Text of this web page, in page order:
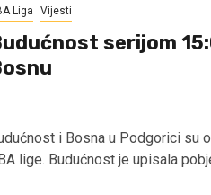
Liga Vijesti
serijom
i Bosna u Podgorici su
lige. Budućnost je upisala